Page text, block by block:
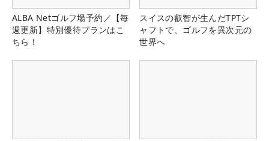
ALBA Netゴルフ場予約／【毎
週更新】特別優待プランはこ
ちら！
スイスの叡智が生んだTPTシ
ャフトで、ゴルフを異次元の
世界へ